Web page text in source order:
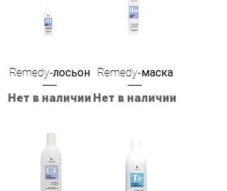
Remedy-лосьон
Нет в наличии
Remedy-маска
Нет в наличии